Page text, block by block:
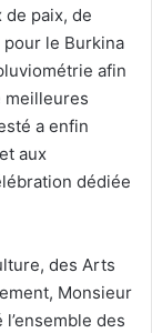
paix, de
pour le Burkina
afin
meilleures
a enfin
aux
dédiée
des Arts
Monsieur
des